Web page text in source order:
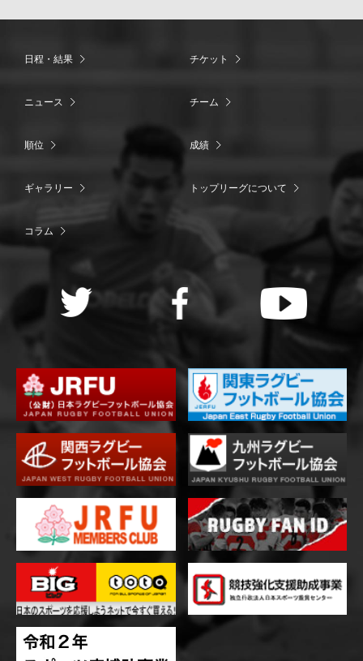
日程・結果 チケット
ニュース チーム
順位 成績
ギャラリー トップリーグについて
コラム